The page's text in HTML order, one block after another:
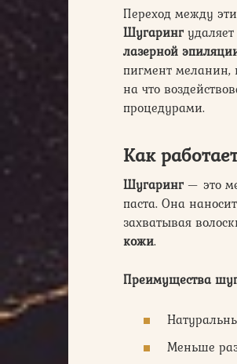
Переход между
Шугаринг
лазерной
пигмент меланин,
на что
процедурами.
Как
Шугаринг — это
паста. Она
захватывая
кожи.
Преимущества
Меньше